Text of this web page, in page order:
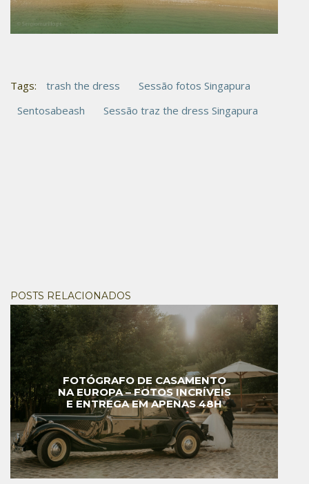
Tags: trash the dress
Sessão fotos Singapura
Sentosabeash
Sessão traz the dress Singapura
POSTS RELACIONADOS
FOTÓGRAFO DE CASAMENTO
NA EUROPA – FOTOS INCRÍVEIS
E ENTREGA EM APENAS 48H